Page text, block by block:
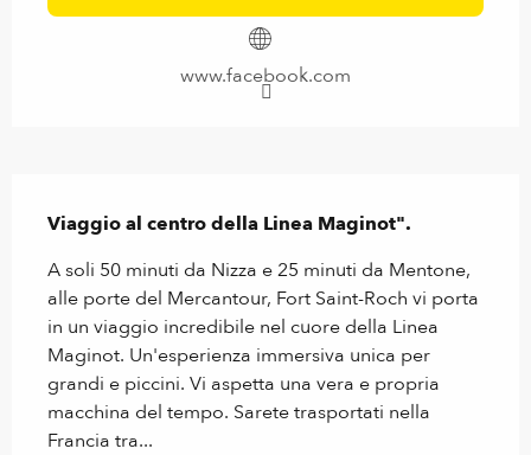
www.facebook.com
Viaggio al centro della Linea Maginot".
A soli 50 minuti da Nizza e 25 minuti da Mentone,
alle porte del Mercantour, Fort Saint-Roch vi porta
in un viaggio incredibile nel cuore della Linea
Maginot. Un'esperienza immersiva unica per
grandi e piccini. Vi aspetta una vera e propria
macchina del tempo. Sarete trasportati nella
Francia tra...